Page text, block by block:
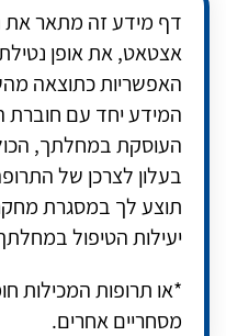
דף מידע זה מתאר את
אצטאט, את אופן
האפשריות כתוצאה
המידע יחד עם
העוסקת במחלתך,
בעלון לצרכן של
תוצע לך במסגרת
יעילות הטיפול
*או תרופות המכילות
מסחריים אחרים.